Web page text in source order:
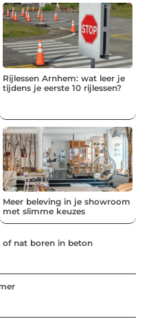
Rijlessen Arnhem: wat leer je
tijdens je eerste 10 rijlessen?
Meer beleving in je showroom
met slimme keuzes
nat boren in beton